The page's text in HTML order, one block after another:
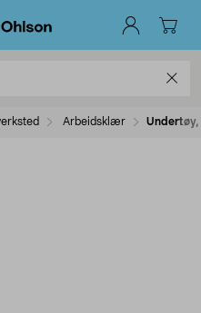
Arbeidsklær Undertøy,